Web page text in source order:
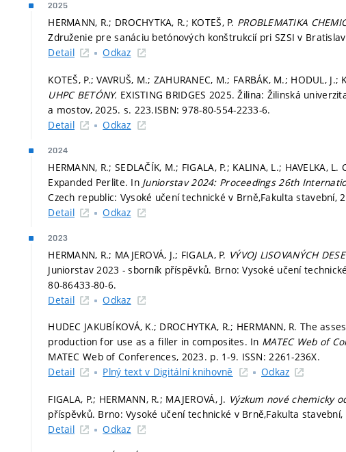
2025
HERMANN, R.; DROCHYTKA, R.; KOTEŠ, P. PROBLEMATIKA
Združenie pre sanáciu betónových konštrukcií pri SZSI v
Detail
Odkaz
KOTEŠ, P.; VAVRUŠ, M.; ZAHURANEC, M.; FARBÁK, M.; HODUL, J.;
UHPC BETÓNY. EXISTING BRIDGES 2025. Žilina: Žilinská
a mostov, 2025. s. 223.ISBN: 978-80-554-2233-6.
Detail
Odkaz
2024
HERMANN, R.; SEDLAČÍK, M.; FIGALA, P.; KALINA, L.;
Expanded Perlite. In Juniorstav 2024: Proceedings 26th
Czech republic: Vysoké učení technické v Brně,Fakulta stavební,
Detail
Odkaz
2023
HERMANN, R.; MAJEROVÁ, J.; FIGALA, P. VÝVOJ LISOVANÝCH
Juniorstav 2023 - sborník příspěvků. Brno: Vysoké učení
80-86433-80-6.
Detail
Odkaz
HUDEC JAKUBÍKOVÁ, K.; DROCHYTKA, R.; HERMANN, R. The
production for use as a filler in composites. In MATEC Web of
MATEC Web of Conferences, 2023. p. 1-9. ISSN: 2261-236X.
Detail
Plný text v Digitální knihovně Odkaz
FIGALA, P.; HERMANN, R.; MAJEROVÁ, J. Výzkum nové chemicky
příspěvků. Brno: Vysoké učení technické v Brně,Fakulta
Detail
Odkaz